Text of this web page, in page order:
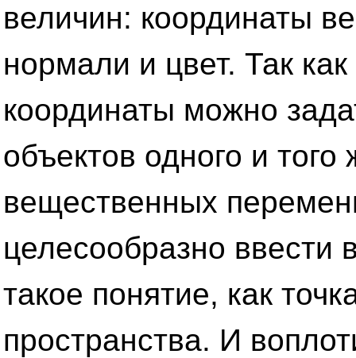
величин: координаты
нормали и цвет. Так
координаты можно
объектов одного и того
вещественных
целесообразно ввести
такое понятие, как
пространства. И